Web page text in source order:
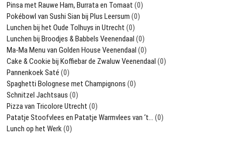
Pinsa met Rauwe Ham, Burrata en Tomaat (0)
Pokébowl van Sushi Sian bij Plus Leersum (0)
Lunchen bij het Oude Tolhuys in Utrecht (0)
Lunchen bij Broodjes & Babbels Veenendaal (0)
Ma-Ma Menu van Golden House Veenendaal (0)
Cake & Cookie bij Koffiebar de Zwaluw Veenendaal (0)
Pannenkoek Saté (0)
Spaghetti Bolognese met Champignons (0)
Schnitzel Jachtsaus (0)
Pizza van Tricolore Utrecht (0)
Patatje Stoofvlees en Patatje Warmvlees van ‘t… (0)
Lunch op het Werk(0)